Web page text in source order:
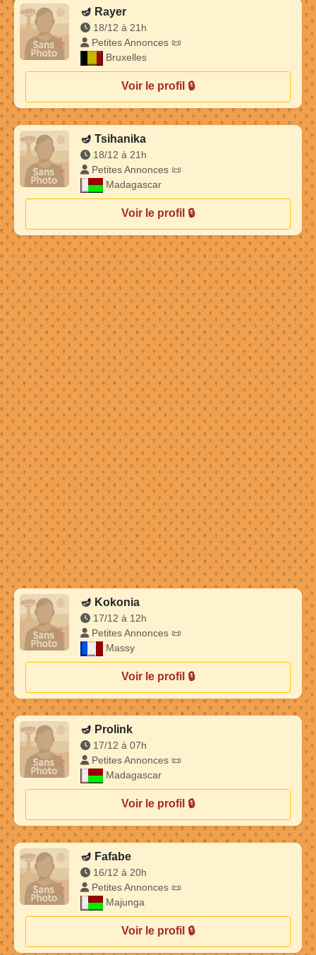
🪔 Rayer
18/12 à 21h
Petites Annonces 📜
Bruxelles
Voir le profil 🔒
🪔 Tsihanika
18/12 à 21h
Petites Annonces 📜
Madagascar
Voir le profil 🔒
🪔 Kokonia
17/12 à 12h
Petites Annonces 📜
Massy
Voir le profil 🔒
🪔 Prolink
17/12 à 07h
Petites Annonces 📜
Madagascar
Voir le profil 🔒
🪔 Fafabe
16/12 à 20h
Petites Annonces 📜
Majunga
Voir le profil 🔒